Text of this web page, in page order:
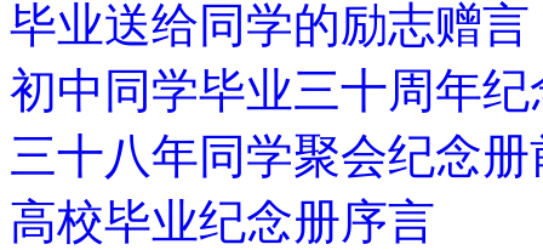
毕业送给同学的励志赠言
初中同学毕业三十周年
三十八年同学聚会纪念
高校毕业纪念册序言